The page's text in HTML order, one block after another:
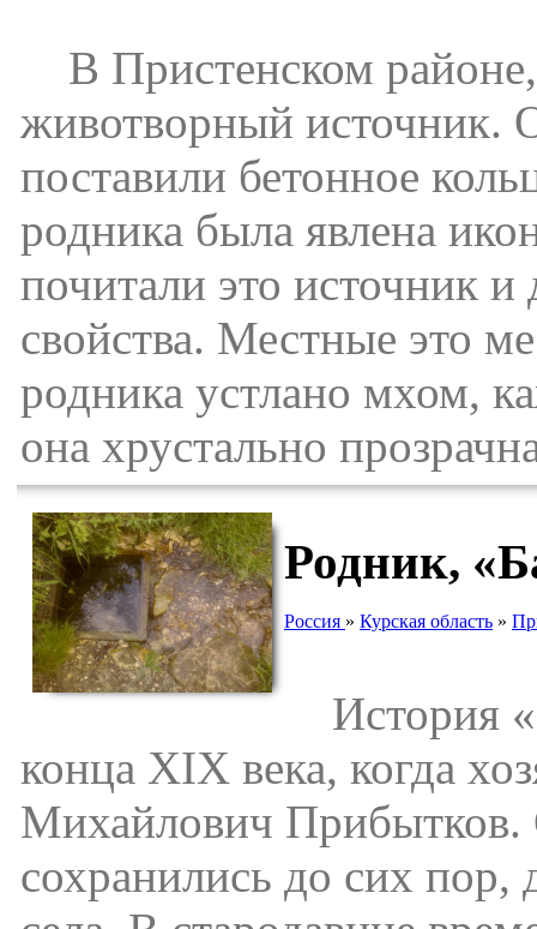
В Пристенском районе,
животворный источник.
поставили бетонное
родника была явлена
почитали это источник
свойства. Местные это
родника устлано мхом,
она хрустально
Родник,
Россия » Курская область »
История
конца ХIХ века, когда
Михайлович Прибытков.
сохранились до сих пор,